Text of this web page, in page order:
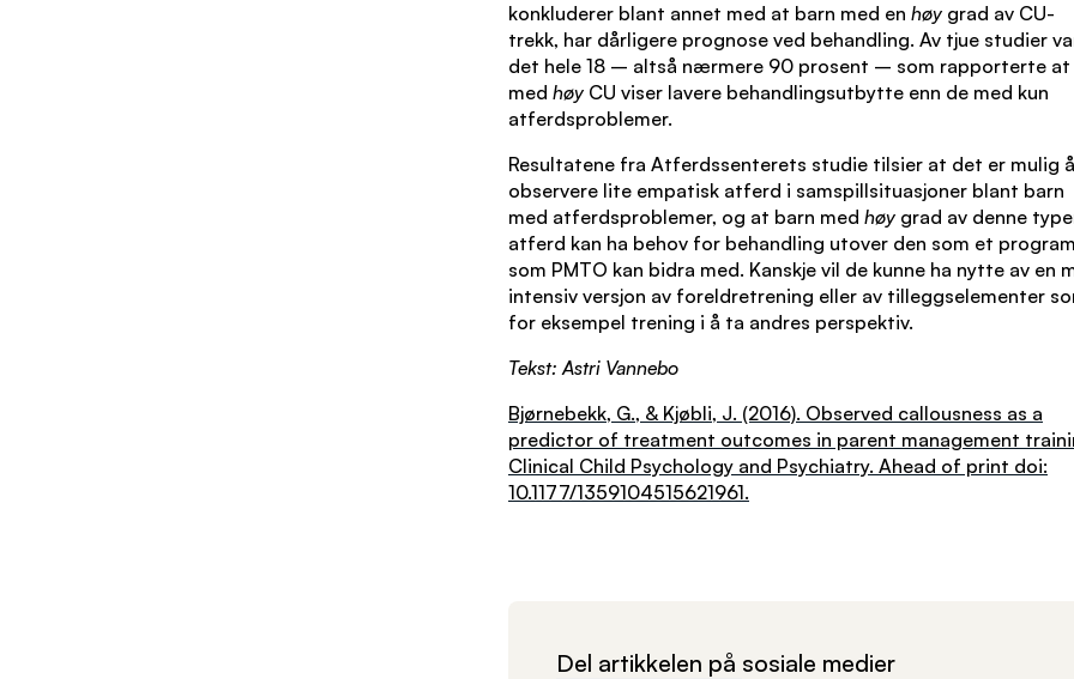
konkluderer blant annet med at barn med en høy grad av CU-
trekk, har dårligere prognose ved behandling. Av tjue studier
det hele 18 – altså nærmere 90 prosent – som rapporterte at
med høy CU viser lavere behandlingsutbytte enn de med kun
atferdsproblemer.
Resultatene fra Atferdssenterets studie tilsier at det er mulig å
observere lite empatisk atferd i samspillsituasjoner blant barn
med atferdsproblemer, og at barn med høy grad av denne
atferd kan ha behov for behandling utover den som et program
som PMTO kan bidra med. Kanskje vil de kunne ha nytte av en
intensiv versjon av foreldretrening eller av tilleggselementer
for eksempel trening i å ta andres perspektiv.
Tekst: Astri Vannebo
Bjørnebekk, G., & Kjøbli, J. (2016). Observed callousness as a
predictor of treatment outcomes in parent management
Clinical Child Psychology and Psychiatry. Ahead of print doi:
10.1177/1359104515621961.
Del artikkelen på sosiale medier